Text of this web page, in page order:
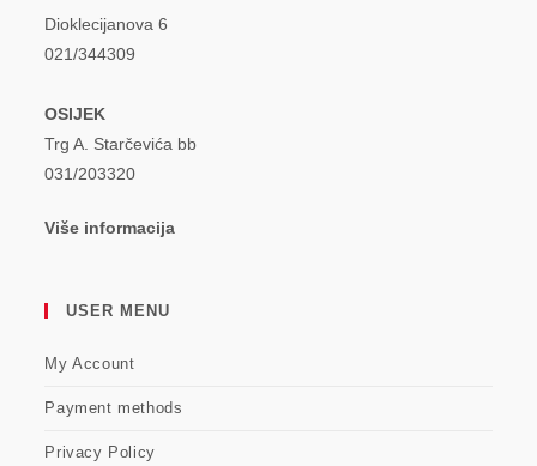
Dioklecijanova 6
021/344309
OSIJEK
Trg A. Starčevića bb
031/203320
Više informacija
USER MENU
My Account
Payment methods
Privacy Policy